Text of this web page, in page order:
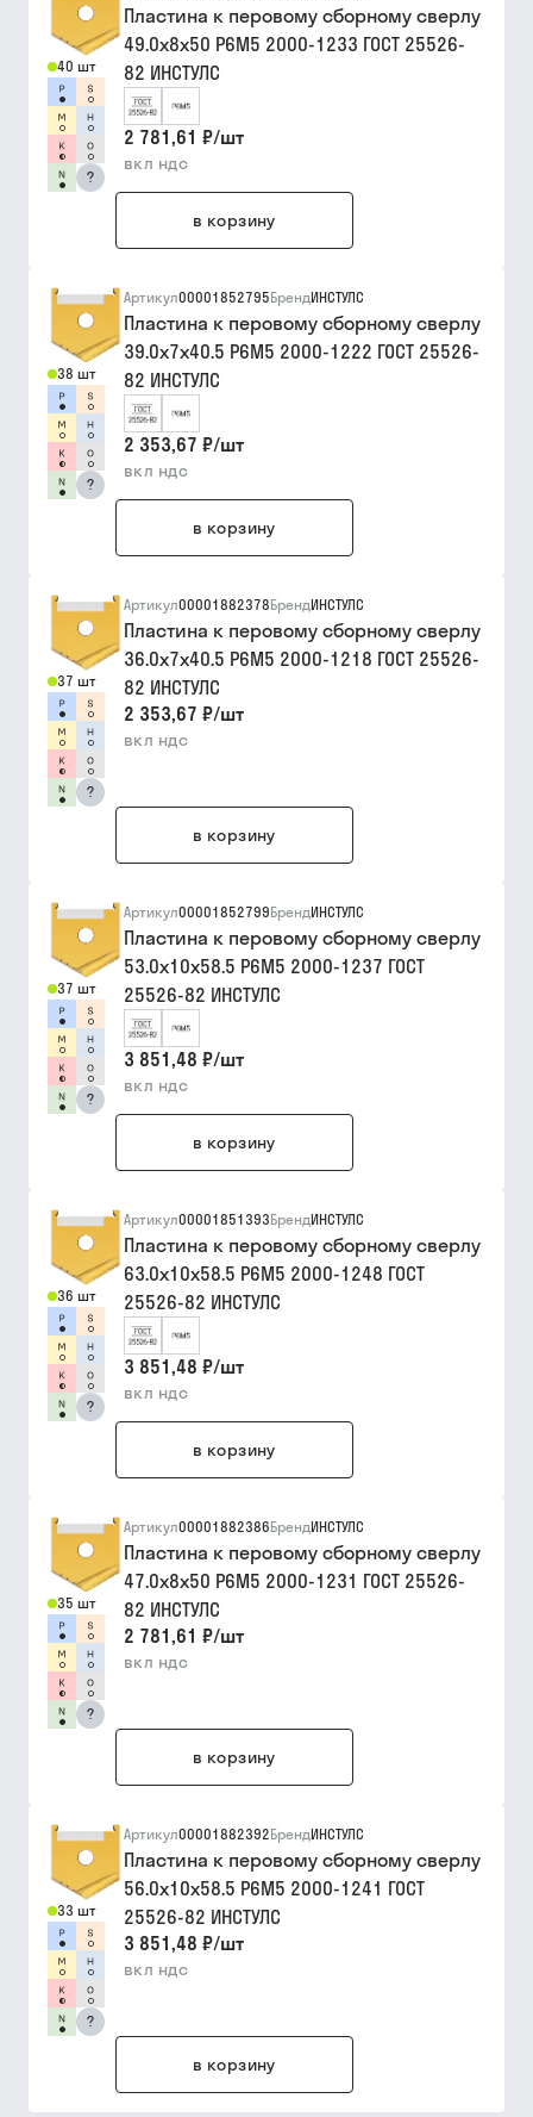
40 шт
?
Пластина к перовому сборному сверлу
49.0х8х50 Р6М5 2000-1233 ГОСТ 25526-
82 ИНСТУЛС
2 781,61 ₽/шт
вкл ндс
в корзину
38 шт
?
Артикул00001852795БрендИНСТУЛС
Пластина к перовому сборному сверлу
39.0х7х40.5 Р6М5 2000-1222 ГОСТ 25526-
82 ИНСТУЛС
2 353,67 ₽/шт
вкл ндс
в корзину
37 шт
?
Артикул00001882378БрендИНСТУЛС
Пластина к перовому сборному сверлу
36.0х7х40.5 Р6М5 2000-1218 ГОСТ 25526-
82 ИНСТУЛС
2 353,67 ₽/шт
вкл ндс
в корзину
37 шт
?
Артикул00001852799БрендИНСТУЛС
Пластина к перовому сборному сверлу
53.0х10х58.5 Р6М5 2000-1237 ГОСТ
25526-82 ИНСТУЛС
3 851,48 ₽/шт
вкл ндс
в корзину
36 шт
?
Артикул00001851393БрендИНСТУЛС
Пластина к перовому сборному сверлу
63.0х10х58.5 Р6М5 2000-1248 ГОСТ
25526-82 ИНСТУЛС
3 851,48 ₽/шт
вкл ндс
в корзину
35 шт
?
Артикул00001882386БрендИНСТУЛС
Пластина к перовому сборному сверлу
47.0х8х50 Р6М5 2000-1231 ГОСТ 25526-
82 ИНСТУЛС
2 781,61 ₽/шт
вкл ндс
в корзину
33 шт
?
Артикул00001882392БрендИНСТУЛС
Пластина к перовому сборному сверлу
56.0х10х58.5 Р6М5 2000-1241 ГОСТ
25526-82 ИНСТУЛС
3 851,48 ₽/шт
вкл ндс
в корзину